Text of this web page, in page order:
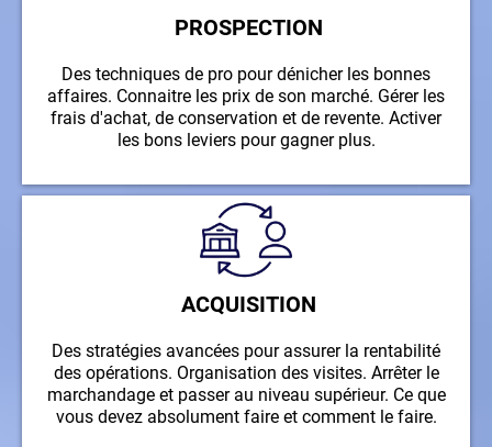
PROSPECTION
Des techniques de pro pour dénicher les bonnes
affaires. Connaitre les prix de son marché. Gérer les
frais d'achat, de conservation et de revente. Activer
les bons leviers pour gagner plus.
ACQUISITION
Des stratégies avancées pour assurer la rentabilité
des opérations. Organisation des visites. Arrêter le
marchandage et passer au niveau supérieur. Ce que
vous devez absolument faire et comment le faire.